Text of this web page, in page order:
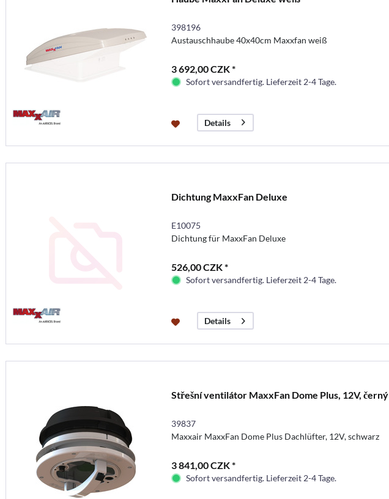
398196
Austauschhaube 40x40cm Maxxfan weiß
3 692,00 CZK *
Sofort versandfertig. Lieferzeit 2-4 Tage.
Details
Dichtung MaxxFan Deluxe
E10075
Dichtung für MaxxFan Deluxe
526,00 CZK *
Sofort versandfertig. Lieferzeit 2-4 Tage.
Details
Střešní ventilátor MaxxFan Dome Plus, 12V, černý
39837
Maxxair MaxxFan Dome Plus Dachlüfter, 12V, schwarz
3 841,00 CZK *
Sofort versandfertig. Lieferzeit 2-4 Tage.